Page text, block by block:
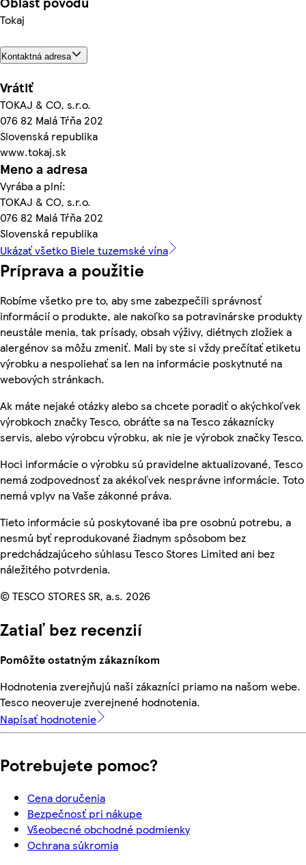
Tokaj
Kontaktná adresa
Vrátiť
TOKAJ & CO, s.r.o.
076 82 Malá Tŕňa 202
Slovenská republika
www.tokaj.sk
Meno a adresa
Vyrába a plní:
TOKAJ & CO, s.r.o.
076 82 Malá Tŕňa 202
Slovenská republika
Ukázať všetko Biele tuzemské vína
Príprava a použitie
Robíme všetko pre to, aby sme zabezpečili správnosť
informácií o produkte, ale nakoľko sa potravinárske produkty
neustále menia, tak prísady, obsah výživy, diétnych zložiek a
alergénov sa môžu zmeniť. Mali by ste si vždy prečítať etiketu
výrobku a nespoliehať sa len na informácie poskytnuté na
webových stránkach.
Ak máte nejaké otázky alebo sa chcete poradiť o akýchkoľvek
výrobkoch značky Tesco, obráťte sa na Tesco zákaznícky
servis, alebo výrobcu výrobku, ak nie je výrobok značky Tesco.
Hoci informácie o výrobku sú pravidelne aktualizované, Tesco
nemá zodpovednosť za akékoľvek nesprávne informácie. Toto
nemá vplyv na Vaše zákonné práva.
Tieto informácie sú poskytované iba pre osobnú potrebu, a
nesmú byť reprodukované žiadnym spôsobom bez
predchádzajúceho súhlasu Tesco Stores Limited ani bez
náležitého potvrdenia.
© TESCO STORES SR, a.s. 2026
Zatiaľ bez recenzií
Pomôžte ostatným zákazníkom
Hodnotenia zverejňujú naši zákazníci priamo na našom webe.
Tesco neoveruje zverejnené hodnotenia.
Napísať hodnotenie
Potrebujete pomoc?
Cena doručenia
Bezpečnosť pri nákupe
Všeobecné obchodné podmienky
Ochrana súkromia